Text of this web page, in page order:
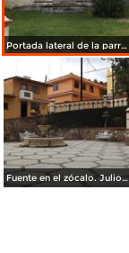
Portada lateral de la parroquia de San Mateo. Julio/2014
Fuente en el zócalo. Julio/2014